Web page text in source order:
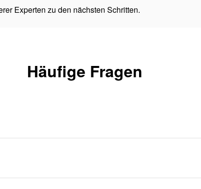
Experten zu den nächsten Schritten.
Häufige Fragen